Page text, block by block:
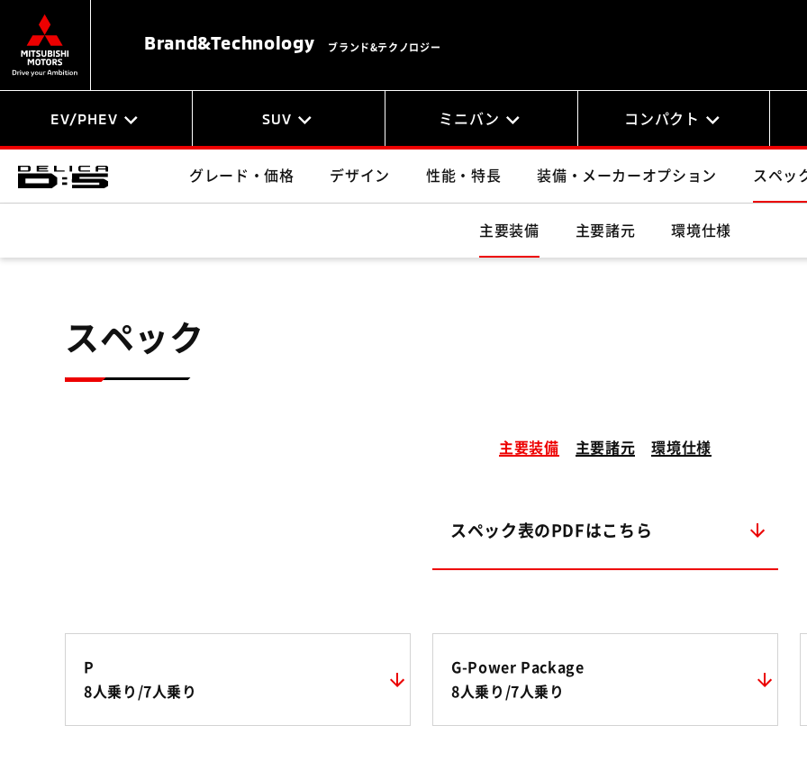
Brand&Technology ブランド&テクノロジー
EV/PHEV SUV ミニバン コンパクト
グレード・価格 デザイン 性能・特長 装備・メーカーオプション スペッ
主要装備 主要諸元 環境仕様
スペック
主要装備 主要諸元 環境仕様
スペック表のPDFはこちら
P
8人乗り/7人乗り
G-Power Package
8人乗り/7人乗り